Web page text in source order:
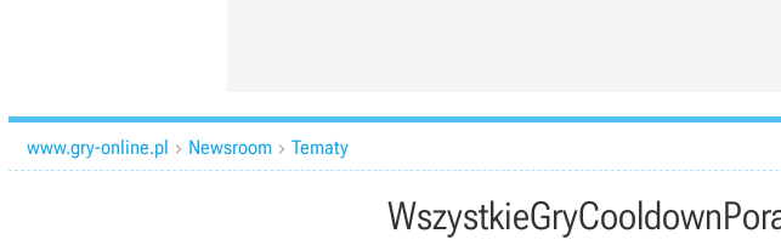
www.gry-online.pl  Newsroom  Tematy
WszystkieGryCooldown